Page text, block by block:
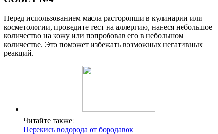
Перед использованием масла расторопши в кулинарии или
косметологии, проведите тест на аллергию, нанеся небольшое
количество на кожу или попробовав его в небольшом
количестве. Это поможет избежать возможных негативных
реакций.
Читайте также:
Перекись водорода от бородавок